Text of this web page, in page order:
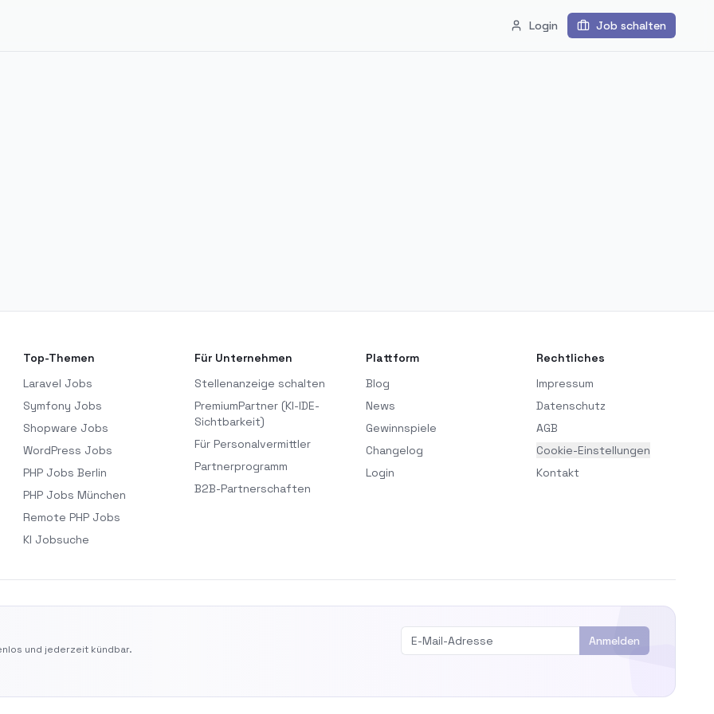
Login Job schalten
Top-Themen
Laravel Jobs
Symfony Jobs
Shopware Jobs
WordPress Jobs
PHP Jobs Berlin
PHP Jobs München
Remote PHP Jobs
KI Jobsuche
Für Unternehmen
Stellenanzeige schalten
PremiumPartner (KI-IDE-
Sichtbarkeit)
Für Personalvermittler
Partnerprogramm
B2B-Partnerschaften
Plattform
Blog
News
Gewinnspiele
Changelog
Login
Rechtliches
Impressum
Datenschutz
AGB
Cookie-Einstellungen
Kontakt
und jederzeit kündbar.
Anmelden